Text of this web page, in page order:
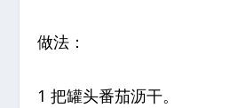
做法：
1 把罐头番茄沥干。